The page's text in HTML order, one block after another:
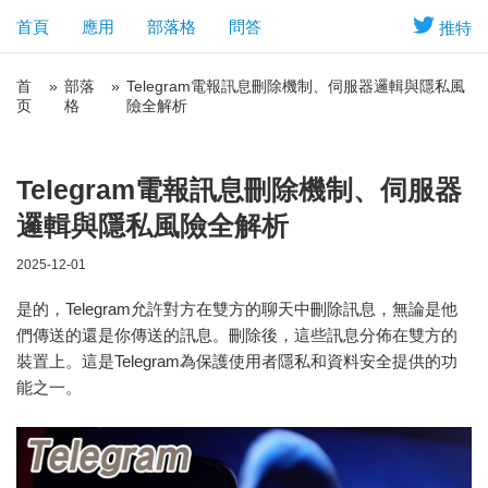
推特
首頁 應用 部落格 問答
首
页
» 部落
格
» Telegram電報訊息刪除機制、伺服器邏輯與隱私風
險全解析
Telegram電報訊息刪除機制、伺服器
邏輯與隱私風險全解析
2025-12-01
是的，Telegram允許對方在雙方的聊天中刪除訊息，無論是他
們傳送的還是你傳送的訊息。刪除後，這些訊息分佈在雙方的
裝置上。這是Telegram為保護使用者隱私和資料安全提供的功
能之一。